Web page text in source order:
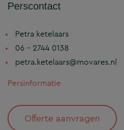
Perscontact
Petra ketelaars
06 – 2744 0138
petra.ketelaars@movares.nl
Persinformatie
Offerte aanvragen